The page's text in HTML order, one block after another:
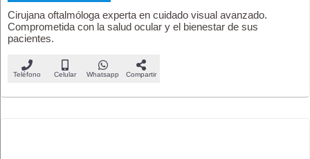
Cirujana oftalmóloga experta en cuidado visual avanzado.
Comprometida con la salud ocular y el bienestar de sus
pacientes.
Teléfono Celular Whatsapp Compartir